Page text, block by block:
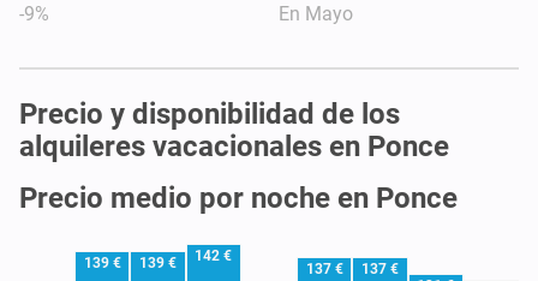
-9% En Mayo
Precio y disponibilidad de los
alquileres vacacionales en Ponce
Precio medio por noche en Ponce
139 € 139 €
142 €
137 €
137 €